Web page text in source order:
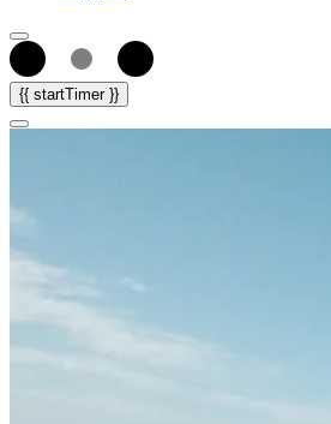
{{ startTimer }}